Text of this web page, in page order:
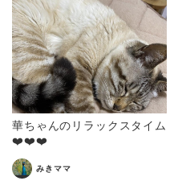
華ちゃんのリラックスタイム
❤️❤️❤️
みきママ